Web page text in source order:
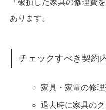
「破損した家具の修理費
あります。
チェックすべき契約
家具・家電の修
退去時に家具の